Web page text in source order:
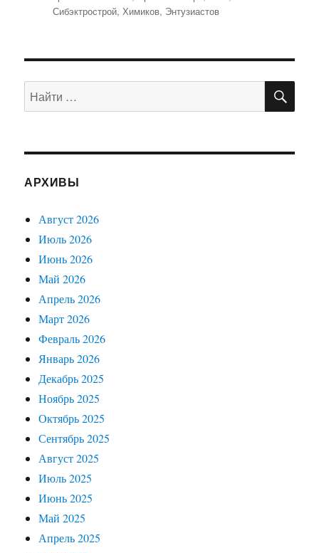
Сибэктрострой,Химиков, Энтузиастов
Искать:
АРХИВЫ
Август 2026
Июль 2026
Июнь 2026
Май 2026
Апрель 2026
Март 2026
Февраль 2026
Январь 2026
Декабрь 2025
Ноябрь 2025
Октябрь 2025
Сентябрь 2025
Август 2025
Июль 2025
Июнь 2025
Май 2025
Апрель 2025